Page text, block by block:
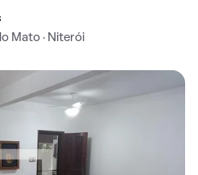
Mato · Niterói